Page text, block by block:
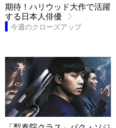
期待！ハリウッド大作で活躍
する日本人俳優
今週のクローズアップ